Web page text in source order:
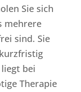
Sie sich
mehrere
sind. Sie
bei
Therapie